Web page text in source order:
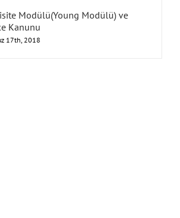
Modülü(Young Modülü) ve
Kanunu
17th, 2018